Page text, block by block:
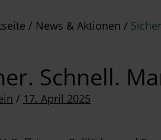
/ News & Aktionen /
Schnell.
/ Posted on
17. April 2025